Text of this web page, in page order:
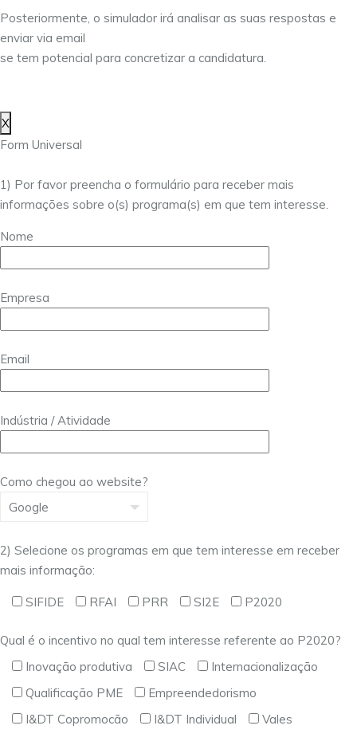
Posteriormente, o simulador irá analisar as suas respostas e
enviar via email
se tem potencial para concretizar a candidatura.
X
Form Universal
1) Por favor preencha o formulário para receber mais
informações sobre o(s) programa(s) em que tem interesse.
Nome
Empresa
Email
Indústria / Atividade
Como chegou ao website?
2) Selecione os programas em que tem interesse em receber
mais informação:
SIFIDE RFAI PRR SI2E P2020
Qual é o incentivo no qual tem interesse referente ao P2020?
Inovação produtiva
SIAC
Internacionalização
Qualificação PME
Empreendedorismo
I&DT Copromocão
I&DT Individual Vales